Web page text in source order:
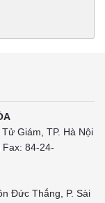
Giám, TP. Hà Nội
Fax: 84-24-
Đức Thắng, P. Sài